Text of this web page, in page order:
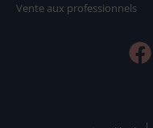
Vente aux professionnels
F
a